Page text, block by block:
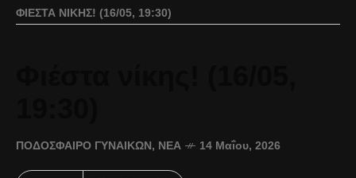
ΦΙΈΣΤΑ ΝΊΚΗΣ! (16/05, 19:30)
ΠΟΔΌΣΦΑΙΡΟ ΓΥΝΑΙΚΏΝ, ΝΈΑ 14 Μαΐου, 2026